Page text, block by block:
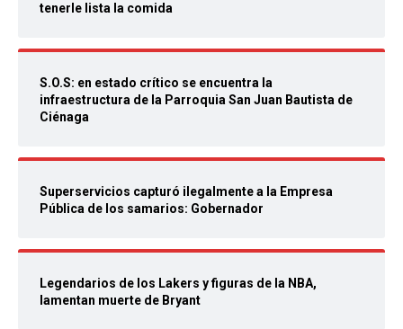
tenerle lista la comida
S.O.S: en estado crítico se encuentra la
infraestructura de la Parroquia San Juan Bautista de
Ciénaga
Superservicios capturó ilegalmente a la Empresa
Pública de los samarios: Gobernador
Legendarios de los Lakers y figuras de la NBA,
lamentan muerte de Bryant